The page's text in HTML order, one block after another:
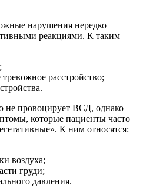
нарушения нередко
реакциями. К таким
расстройство;
не провоцирует ВСД, однако
которые пациенты часто
К ним относятся:
воздуха;
груди;
давления.